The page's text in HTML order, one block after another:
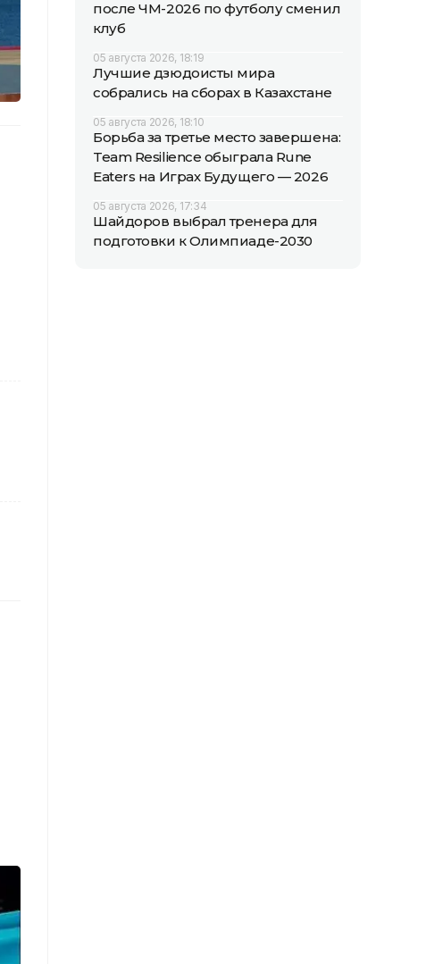
после ЧМ-2026 по футболу сменил
клуб
05 августа 2026, 18:19
Лучшие дзюдоисты мира
собрались на сборах в Казахстане
05 августа 2026, 18:10
Борьба за третье место завершена:
Team Resilience обыграла Rune
Eaters на Играх Будущего — 2026
05 августа 2026, 17:34
Шайдоров выбрал тренера для
подготовки к Олимпиаде-2030